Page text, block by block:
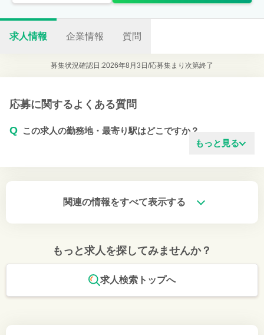
求人情報 企業情報 質問
募集状況確認日:2026年8月3日/応募集まり次第終了
応募に関するよくある質問
Q この求人の勤務地・最寄り駅はどこですか？
もっと見る
関連の情報をすべて表示する
もっと求人を探してみませんか？
求人検索トップへ